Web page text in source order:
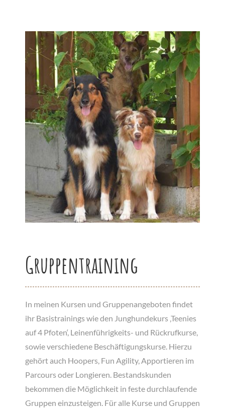
Gruppentraining
In meinen Kursen und Gruppenangeboten findet
ihr Basistrainings wie den Junghundekurs ‚Teenies
auf 4 Pfoten‘, Leinenführigkeits- und Rückrufkurse,
sowie verschiedene Beschäftigungskurse. Hierzu
gehört auch Hoopers, Fun Agility, Apportieren im
Parcours oder Longieren. Bestandskunden
bekommen die Möglichkeit in feste durchlaufende
Gruppen einzusteigen. Für alle Kurse und Gruppen